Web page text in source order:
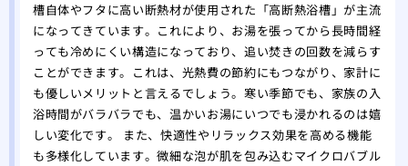
槽自体やフタに高い断熱材が使用された「高断熱浴槽」が主流
になってきています。これにより、お湯を張ってから長時間経
っても冷めにくい構造になっており、追い焚きの回数を減らす
ことができます。これは、光熱費の節約にもつながり、家計に
も優しいメリットと言えるでしょう。寒い季節でも、家族の入
浴時間がバラバラでも、温かいお湯にいつでも浸かれるのは嬉
しい変化です。 また、快適性やリラックス効果を高める機能
も多様化しています。微細な泡が肌を包み込むマイクロバブル